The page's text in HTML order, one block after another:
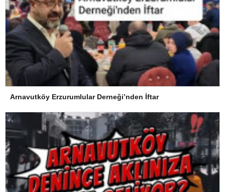
Arnavutköy Erzurumlular Derneği’nden İftar